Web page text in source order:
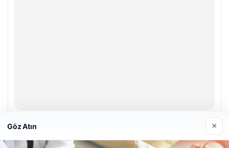
Enes Kaplan Avukatlık Bürosu
Göz Atın ×